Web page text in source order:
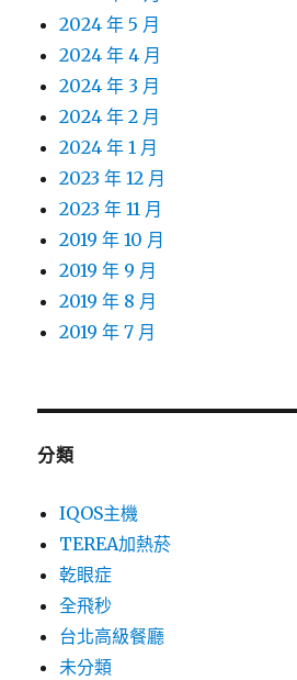
2024 年 5 月
2024 年 4 月
2024 年 3 月
2024 年 2 月
2024 年 1 月
2023 年 12 月
2023 年 11 月
2019 年 10 月
2019 年 9 月
2019 年 8 月
2019 年 7 月
分類
IQOS主機
TEREA加熱菸
乾眼症
全飛秒
台北高級餐廳
未分類